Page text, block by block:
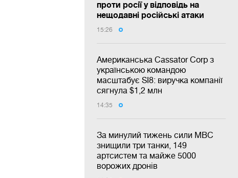
проти росії у відповідь на
нещодавні російські атаки
15:26
Американська Cassator Corp з
українською командою
масштабує SI8: виручка компанії
сягнула $1,2 млн
14:35
За минулий тижень сили МВС
знищили три танки, 149
артсистем та майже 5000
ворожих дронів